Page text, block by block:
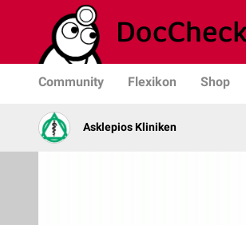
Community Flexikon Shop
Asklepios Kliniken